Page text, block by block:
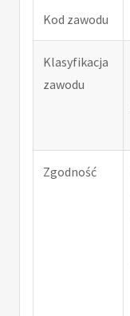
Kod zawodu
Klasyfikacja
zawodu
Zgodność